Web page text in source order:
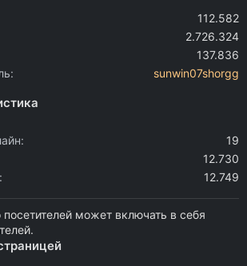
112.582
2.726.324
137.836
sunwin07shorgg
19
12.730
12.749
может включать в себя